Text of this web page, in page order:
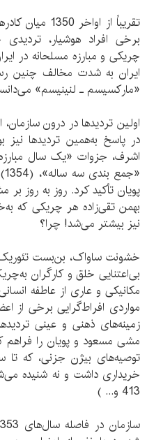
تقریباً از
برخی افراد هوشیار،
چریکی و مبارزه مسلحانه در
ایران به شدت مخالف چنین
«مارکسیسم ـ لنینیسم»
اولین تردیدها در درون
در پاسخ به‌همین تردیدها
پویان تأکید کرد. روز به روز بر
بهمن تقی‌زاده هر چریکی که
نیز بیشتر می‌شد! چرا؟
خشونت ساواک، بن‌بست
بی‌اعتنایی خلق و کارگران
مکانیکی و عاری از عاطفه
مواردی افراط‌گرایی برخی از
زمینه‌های ذهنی و عینی
مشی مسعود و پویان را فراهم
413 و... )